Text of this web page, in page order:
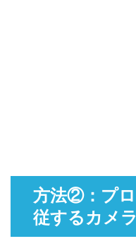
方法②：プ
従するカメ